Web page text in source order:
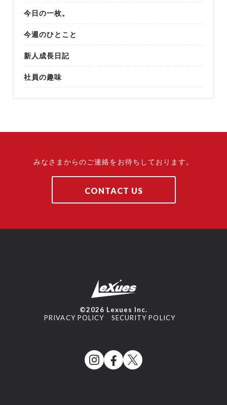
今日の一枚。
今週のひとこと
新人成長日記
社員の趣味
みなさまからのご連絡をお待ちしております。
CONTACT US
©2026 Lexues Inc.
PRIVACY POLICY
SECURITY POLICY